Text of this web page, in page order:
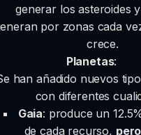
generar los asteroides
por zonas cada
crece.
Planetas:
han añadido nuevos
con diferentes
Gaia: produce un
de cada recurso,